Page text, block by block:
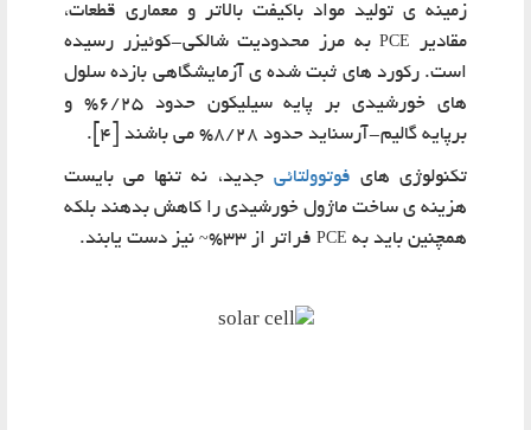
زمینه ی تولید مواد باکیفت بالاتر و معماری قطعات،
مقادیرPCE به مرز محدودیت شالکی-کوئیزر رسیده
است. رکورد های ثبت شده ی آزمایشگاهی بازده سلول
های خورشیدی بر پایه سیلیکون حدود 6/25% و
برپایه گالیم-آرسناید حدود 8/28% می باشند [4].
تکنولوژی هایفوتوولتائیجدید، نه تنها می بایست
هزینه ی ساخت ماژول خورشیدی را کاهش بدهند بلکه
همچنین باید بهPCE فراتر از 33% ~نیز دست یابند.